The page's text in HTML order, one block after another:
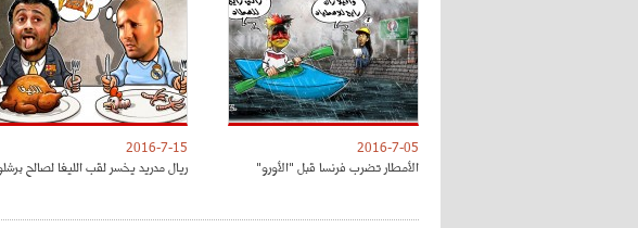
2016-7-05
الأمطار تضرب فرنسا قبل "الأورو"
2016-7-15
ريال مدريد يخسر لقب الليغا لصالح